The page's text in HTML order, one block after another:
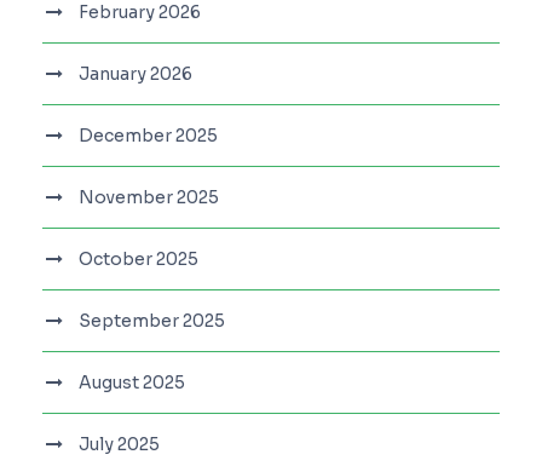
February 2026
January 2026
December 2025
November 2025
October 2025
September 2025
August 2025
July 2025